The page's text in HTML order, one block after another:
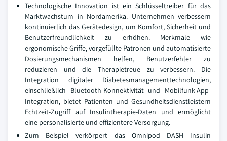
Technologische Innovation ist ein Schlüsseltreiber für das
Marktwachstum in Nordamerika. Unternehmen verbessern
kontinuierlich das Gerätedesign, um Komfort, Sicherheit und
Benutzerfreundlichkeit zu erhöhen. Merkmale wie
ergonomische Griffe, vorgefüllte Patronen und automatisierte
Dosierungsmechanismen helfen, Benutzerfehler zu
reduzieren und die Therapietreue zu verbessern. Die
Integration digitaler Diabetesmanagementtechnologien,
einschließlich Bluetooth-Konnektivität und Mobilfunk-App-
Integration, bietet Patienten und Gesundheitsdienstleistern
Echtzeit-Zugriff auf Insulintherapie-Daten und ermöglicht
eine personalisierte und effizientere Versorgung.
Zum Beispiel verkörpert das Omnipod DASH Insulin